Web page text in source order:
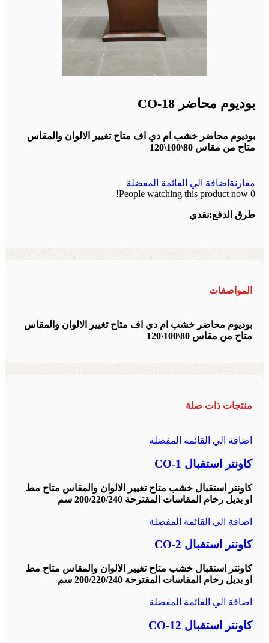
بوديوم محاضر CO-18
بوديوم محاضر خشب ام دي اف متاح تغيير الالوان والمقاس
متاح من مقاس 80\100\120
مقارنة اضافة الي القائمة المفضلة
0
People watching this product now!
طرق الدفع:نقدي
المواصفات
بوديوم محاضر خشب ام دي اف متاح تغيير الالوان والمقاس
متاح من مقاس 80\100\120
منتجات ذات صلة
اضافة الي القائمة المفضلة
كاونتر استقبال CO-1
كاونتر استقبال خشب متاح تغيير الالوان والمقاس متاح مط
او بديل رخام المقاسات المقترحة 200/220/240 سم
اضافة الي القائمة المفضلة
كاونتر استقبال CO-2
كاونتر استقبال خشب متاح تغيير الالوان والمقاس متاح مط
او بديل رخام المقاسات المقترحة 200/220/240 سم
اضافة الي القائمة المفضلة
كاونتر استقبال CO-12